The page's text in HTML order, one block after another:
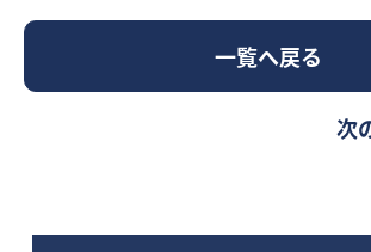
一覧へ戻る
次